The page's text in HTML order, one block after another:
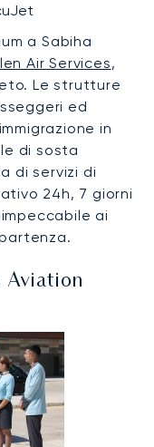
a Sabiha
Air Services,
Le strutture
ed
in
di sosta
di servizi di
24h, 7 giorni
ai
Aviation